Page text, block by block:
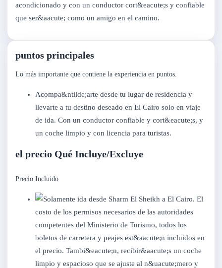
acondicionado y con un conductor cort&eacute;s y confiable
que ser&aacute; como un amigo en el camino.
puntos principales
Lo más importante que contiene la experiencia en puntos.
Acompa&ntilde;arte desde tu lugar de residencia y
llevarte a tu destino deseado en El Cairo solo en viaje
de ida. Con un conductor confiable y cort&eacute;s, y
un coche limpio y con licencia para turistas.
el precio Qué Incluye/Excluye
Precio Incluido
El
costo de los permisos necesarios de las autoridades
competentes del Ministerio de Turismo, todos los
boletos de carretera y peajes est&aacute;n incluidos en
el precio. Tambi&eacute;n, recibir&aacute;s un coche
limpio y espacioso que se ajuste al n&uacute;mero y